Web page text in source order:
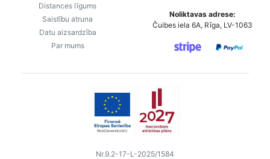
Distances līgums
Saistību atruna
Datu aizsardzība
Par mums
Noliktavas adrese:
Čuibes iela 6A, Rīga, LV-1063
Nr.9.2-17-L-2025/1584